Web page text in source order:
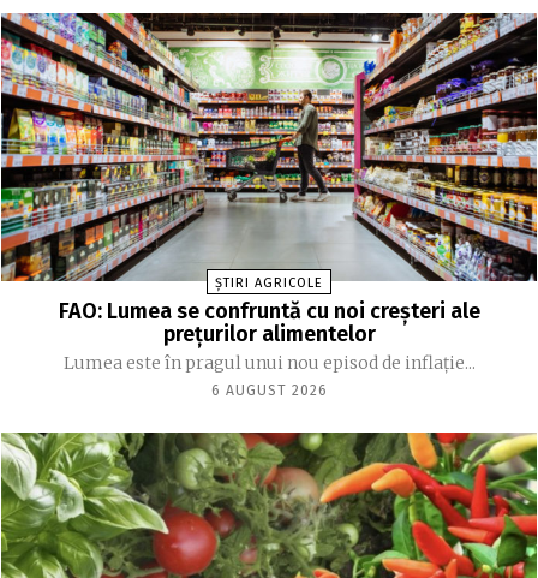
ȘTIRI AGRICOLE
FAO: Lumea se confruntă cu noi creşteri ale
preţurilor alimentelor
Lumea este în pragul unui nou episod de inflaţie...
6 AUGUST 2026